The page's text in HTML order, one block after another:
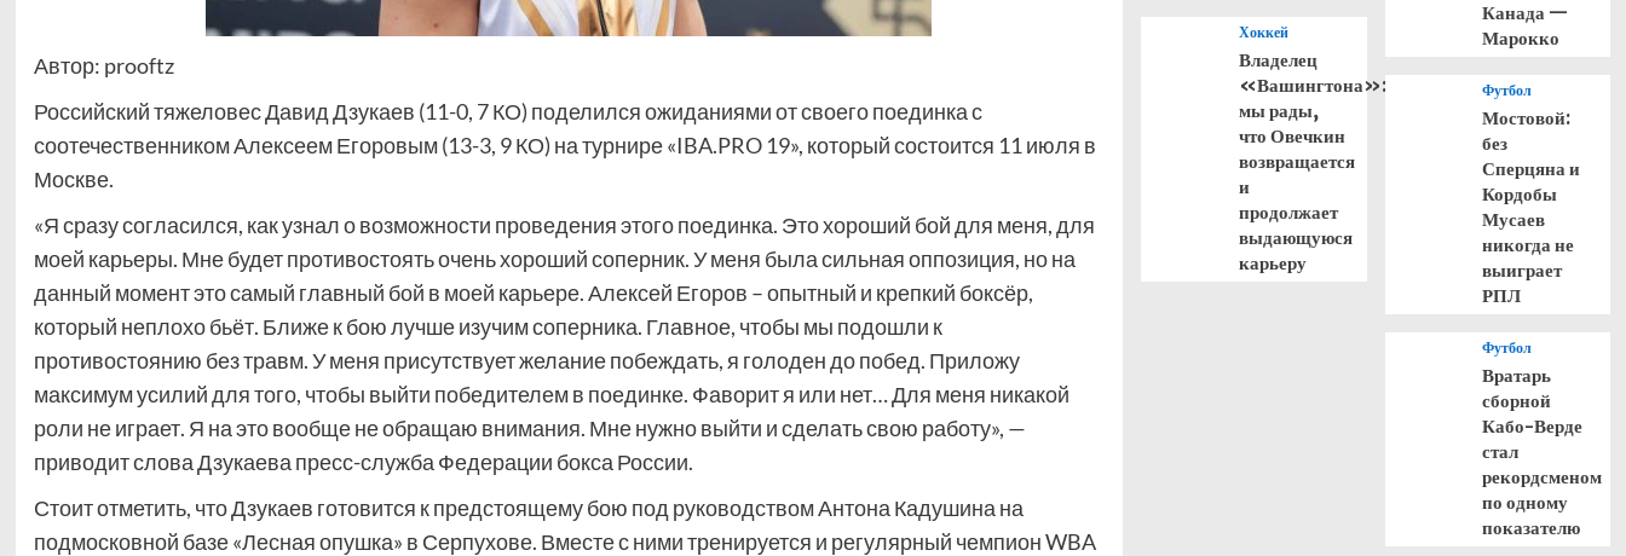
Автор: prooftz
Российский тяжеловес Давид Дзукаев (11-0, 7 КО) поделился ожиданиями от своего поединка с
соотечественником Алексеем Егоровым (13-3, 9 КО) на турнире «IBA.PRO 19», который состоится 11 июля в
Москве.
«Я сразу согласился, как узнал о возможности проведения этого поединка. Это хороший бой для меня, для
моей карьеры. Мне будет противостоять очень хороший соперник. У меня была сильная оппозиция, но на
данный момент это самый главный бой в моей карьере. Алексей Егоров – опытный и крепкий боксёр,
который неплохо бьёт. Ближе к бою лучше изучим соперника. Главное, чтобы мы подошли к
противостоянию без травм. У меня присутствует желание побеждать, я голоден до побед. Приложу
максимум усилий для того, чтобы выйти победителем в поединке. Фаворит я или нет… Для меня никакой
роли не играет. Я на это вообще не обращаю внимания. Мне нужно выйти и сделать свою работу», —
приводит слова Дзукаева пресс-служба Федерации бокса России.
Стоит отметить, что Дзукаев готовится к предстоящему бою под руководством Антона Кадушина на
подмосковной базе «Лесная опушка» в Серпухове. Вместе с ними тренируется и регулярный чемпион WBA
Хоккей
Владелец
«Вашингтона»:
мы рады,
что Овечкин
возвращается
и
продолжает
выдающуюся
карьеру
Канада —
Марокко
Футбол
Мостовой:
без
Сперцяна и
Кордобы
Мусаев
никогда не
выиграет
РПЛ
Футбол
Вратарь
сборной
Кабо-Верде
стал
рекордсменом
по одному
показателю